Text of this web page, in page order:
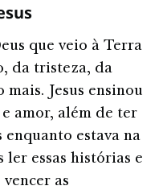
que veio à Terra
da tristeza, da
Jesus ensinou
amor, além de ter
estava na
essas histórias e
as